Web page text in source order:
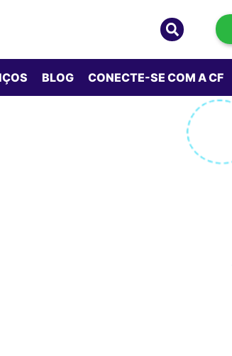
BLOG CONECTE-SE COM A CF